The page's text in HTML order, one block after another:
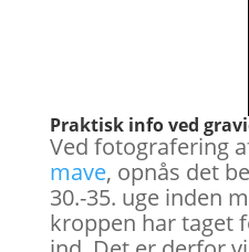
Praktisk info ved
Ved fotografering
mave, opnås det
30.-35. uge inden
kroppen har taget